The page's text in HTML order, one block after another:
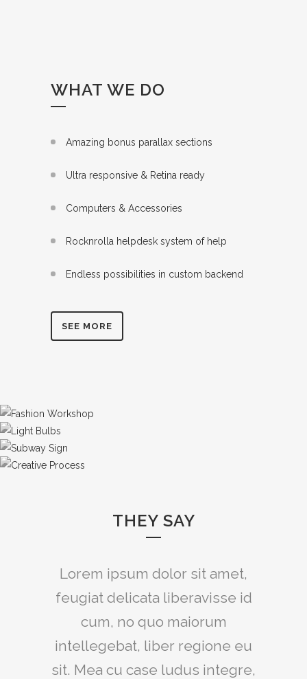
WHAT WE DO
Amazing bonus parallax sections
Ultra responsive & Retina ready
Computers & Accessories
Rocknrolla helpdesk system of help
Endless possibilities in custom backend
SEE MORE
THEY SAY
Lorem ipsum dolor sit amet,
feugiat delicata liberavisse id
cum, no quo maiorum
intellegebat, liber regione eu
sit. Mea cu case ludus integre,